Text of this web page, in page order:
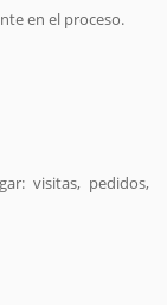
en el proceso.
visitas, pedidos,